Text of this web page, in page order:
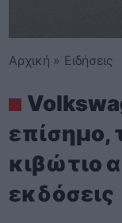
Αρχική » Ειδήσεις
επίσημο,
κιβώτιο
εκδόσεις